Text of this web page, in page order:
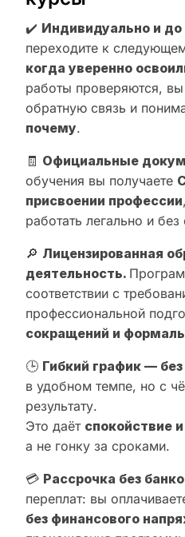
✔️ Индивидуально и до
переходите к
когда уверенно
работы проверяются,
обратную связь и
почему.
🧾 Официальные
обучения вы получаете
присвоении профессии
работать легально и
🔎 Лицензированная
деятельность.
соответствии с
профессиональной
сокращений и
🕒 Гибкий график —
в удобном темпе, но с
результату.
Это даёт спокойствие
а не гонку за сроками.
💳 Рассрочка без
переплат: вы
без финансового